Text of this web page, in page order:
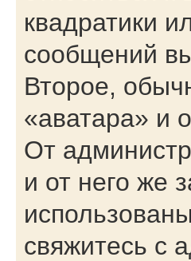
квадратики
сообщений
Второе,
«аватара» и
От
и от него же
свяжитесь с